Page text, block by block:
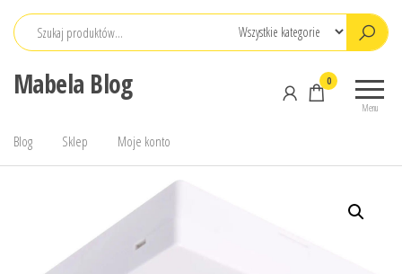
Przejdź
Mabela Blog
Menu
0
Blog Sklep Moje konto